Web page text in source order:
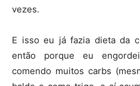
vezes.
E isso eu já fazia dieta da
então porque eu
comendo muitos carbs